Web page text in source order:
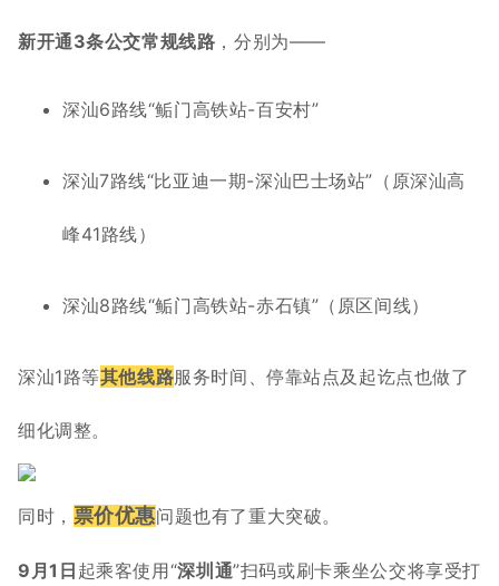
新开通3条公交常规线路 ，分别为——
深汕6路线“鲘门高铁站-百安村”
深汕7路线“比亚迪一期-深汕巴士场站”（原深汕高
峰41路线）
深汕8路线“鲘门高铁站-赤石镇”（原区间线）
深汕1路等其他线路服务时间、停靠站点及起讫点也做了
细化调整。
同时， 票价优惠问题也有了重大突破。
9月1日 起乘客使用“深圳通”扫码或刷卡乘坐公交将享受打